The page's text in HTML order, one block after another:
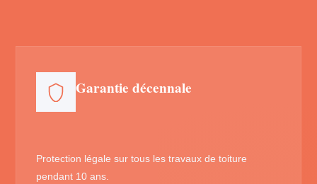
Garantie décennale
Protection légale sur tous les travaux de toiture
pendant 10 ans.